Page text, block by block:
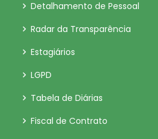
Detalhamento de Pessoal
Radar da Transparência
Estagiários
LGPD
Tabela de Diárias
Fiscal de Contrato